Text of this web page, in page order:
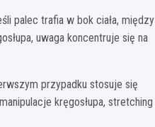
palec trafia w bok ciała, między
uwaga koncentruje się na
przypadku stosuje się
kręgosłupa, stretching